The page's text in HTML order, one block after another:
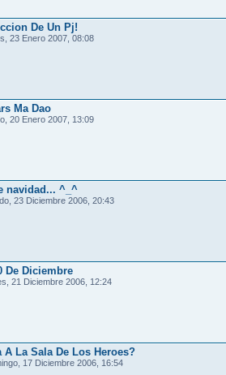
De Un Pj!
23 Enero 2007, 08:08
Ma Dao
20 Enero 2007, 13:09
navidad... ^_^
23 Diciembre 2006, 20:43
De Diciembre
21 Diciembre 2006, 12:24
A La Sala De Los Heroes?
17 Diciembre 2006, 16:54